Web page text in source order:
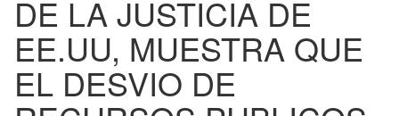
DE LA JUSTICIA DE
EE.UU, MUESTRA QUE
EL DESVIO DE